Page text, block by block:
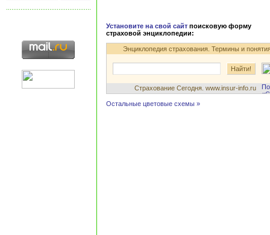
Установите на свой сайт поисковую форму
страховой энциклопедии:
Энциклопедия страхования. Термины и
Страхование Сегодня. www.insur-info.ru
Остальные цветовые схемы »